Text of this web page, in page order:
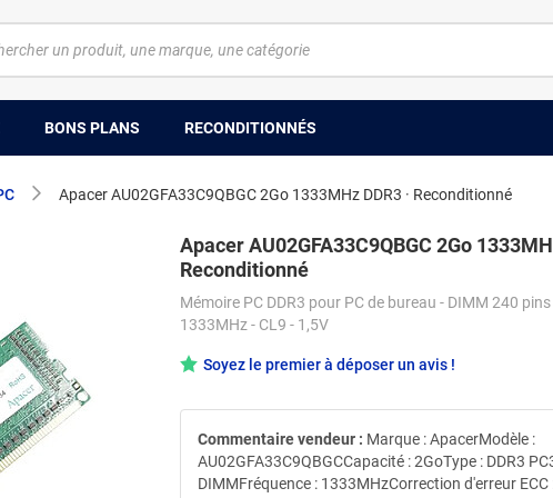
BONS PLANS RECONDITIONNÉS
Apacer AU02GFA33C9QBGC 2Go 1333MHz DDR3 · Reconditionné
Apacer AU02GFA33C9QBGC 2Go
Reconditionné
Mémoire PC DDR3 pour PC de bureau - DIMM 240 pins
1333MHz - CL9 - 1,5V
Soyez le premier à déposer un avis !
Commentaire vendeur : Marque : ApacerModèle :
AU02GFA33C9QBGCCapacité : 2GoType : DDR3
DIMMFréquence : 1333MHzCorrection d'erreur ECC